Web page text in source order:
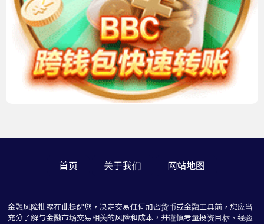
首页 关于我们 网站地图
金融风险批露在此提醒您，决定交易任何加密货币或金融工具前，您应当
充分了解与金融市场交易相关的风险和成本，并谨慎考量投资目标、经验